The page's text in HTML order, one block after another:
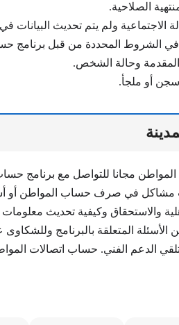
الصلاحية.
الاجتماعية ولم يتم تحديث البيانات في
في الشروط المحددة من قبل برنامج
المقدمة وحالة الشخص.
أو ملجأ.
مجانا للتواصل مع برنامج
مشاكل في صرف حساب المواطن أو
والاستحقاق وكيفية تحديث
الأسئلة المتعلقة بالبرنامج
لتلقي الدعم الفني. حساب اتصالات